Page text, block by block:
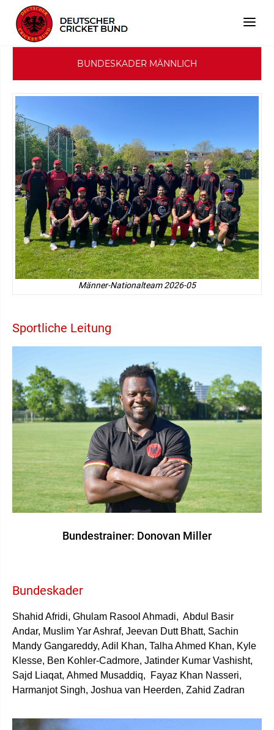
BUNDESKADER MÄNNLICH
Männer-Nationalteam 2026-05
Sportliche Leitung
Bundestrainer: Donovan Miller
Bundeskader
Shahid Afridi, Ghulam Rasool Ahmadi, Abdul Basir
Andar, Muslim Yar Ashraf, Jeevan Dutt Bhatt, Sachin
Mandy Gangareddy, Adil Khan, Talha Ahmed Khan, Kyle
Klesse, Ben Kohler-Cadmore, Jatinder Kumar Vashisht,
Sajd Liaqat, Ahmed Musaddiq,
Fayaz Khan Nasseri,
Harmanjot Singh, Joshua van Heerden, Zahid Zadran